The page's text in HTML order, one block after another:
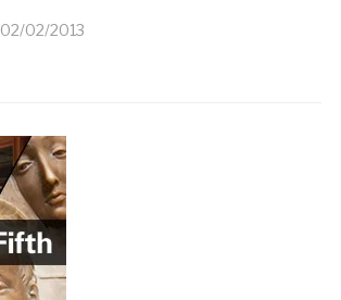
02/02/2013